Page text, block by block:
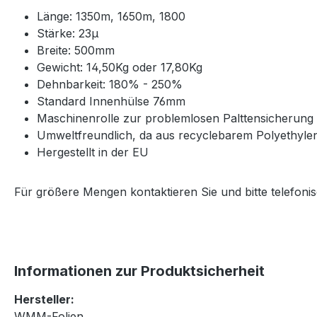
Länge: 1350m, 1650m, 1800
Stärke: 23μ
Breite: 500mm
Gewicht: 14,50Kg oder 17,80Kg
Dehnbarkeit: 180% - 250%
Standard Innenhülse 76mm
Maschinenrolle zur problemlosen Palttensicherung
Umweltfreundlich, da aus recyclebarem
Hergestellt in der EU
Für größere Mengen kontaktieren Sie und bitte
Informationen zur Produktsicherheit
Hersteller: